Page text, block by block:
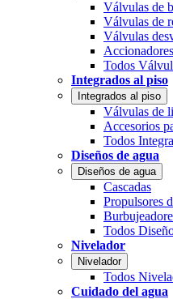
Válvulas de
Válvulas de
Válvulas
Todos
Integrados al piso
Integrados al piso
Válvulas de
Accesorios
Todos
Diseños de agua
Diseños de agua
Cascadas
Propulsores
Todos
Nivelador
Nivelador
Todos
Cuidado del agua